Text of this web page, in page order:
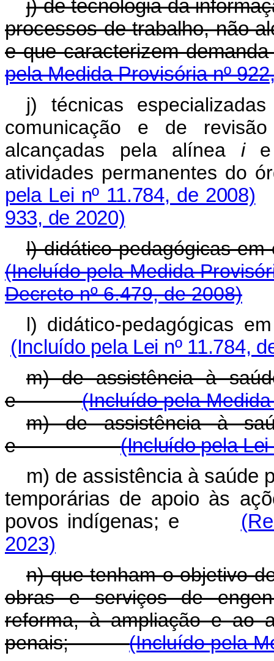
j) de tecnologia da
processos de trabalho, não
e que caracterizem
pela Medida Provisória nº
j) técnicas
comunicação e de
alcançadas pela alínea ie
atividades
pela Lei nº 11.784, de 2008)
933, de 2020)
l) didático-
(Incluído pela Medida
Decreto nº 6.479, de 2008)
l) didático-
(Incluído pela Lei nº 11.784,
m) de assistência à
e(Incluído pela
m) de assistência à
e(Incluído pela Lei
m) de assistência à saúde
temporárias de apoio às
povos indígenas; e
2023)
n) que tenham o objetivo
obras e serviços de
reforma, à ampliação e ao
penais;(Incluído pela